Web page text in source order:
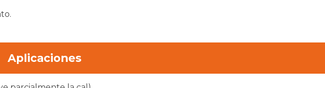
Aplicaciones